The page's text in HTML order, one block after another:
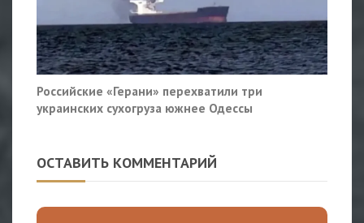
Российские «Герани» перехватили три
украинских сухогруза южнее Одессы
ОСТАВИТЬ КОММЕНТАРИЙ